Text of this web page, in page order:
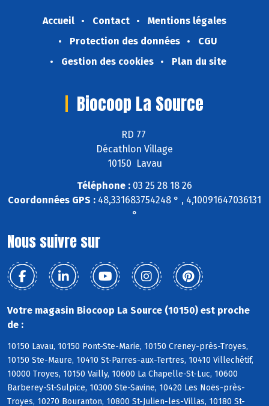
Accueil Contact
Mentions légales
Protection des données
CGU
Gestion des cookies
Plan du site
Biocoop La Source
RD 77
Décathlon Village
10150 Lavau
Téléphone : 03 25 28 18 26
Coordonnées GPS : 48,331683754248 ° , 4,10091647036131
°
Nous suivre sur
Votre magasin Biocoop La Source (10150) est proche
de :
10150 Lavau, 10150 Pont-Ste-Marie, 10150 Creney-près-Troyes,
10150 Ste-Maure, 10410 St-Parres-aux-Tertres, 10410 Villechétif,
10000 Troyes, 10150 Vailly, 10600 La Chapelle-St-Luc, 10600
Barberey-St-Sulpice, 10300 Ste-Savine, 10420 Les Noës-près-
Troyes, 10270 Bouranton, 10800 St-Julien-les-Villas, 10180 St-